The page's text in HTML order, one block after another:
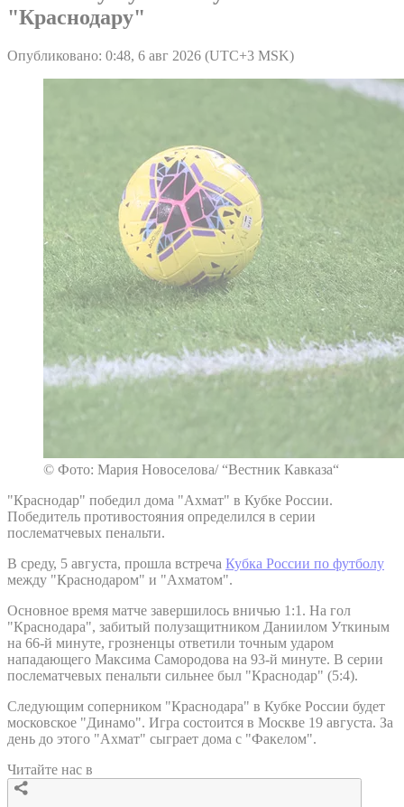
"Краснодару"
Опубликовано: 0:48, 6 авг 2026 (UTC+3 MSK)
© Фото: Мария Новоселова/ “Вестник Кавказа“
"Краснодар" победил дома "Ахмат" в Кубке России.
Победитель противостояния определился в серии
послематчевых пенальти.
В среду, 5 августа, прошла встреча Кубка России по футболу
между "Краснодаром" и "Ахматом".
Основное время матче завершилось вничью 1:1. На гол
"Краснодара", забитый полузащитником Даниилом Уткиным
на 66-й минуте, грозненцы ответили точным ударом
нападающего Максима Самородова на 93-й минуте. В серии
послематчевых пенальти сильнее был "Краснодар" (5:4).
Следующим соперником "Краснодара" в Кубке России будет
московское "Динамо". Игра состоится в Москве 19 августа. За
день до этого "Ахмат" сыграет дома с "Факелом".
Читайте нас в